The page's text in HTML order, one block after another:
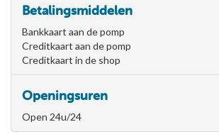
Betalingsmiddelen
Bankkaart aan de pomp
Creditkaart aan de pomp
Creditkaart in de shop
Openingsuren
Open 24u/24